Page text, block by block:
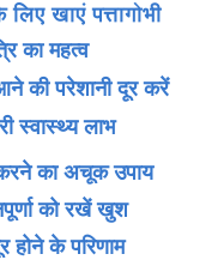
लिए खाएं पत्तागोभी
का महत्व
की परेशानी दूर करें
स्वास्थ्य लाभ
करने का अचूक उपाय
को रखें खुश
के परिणाम